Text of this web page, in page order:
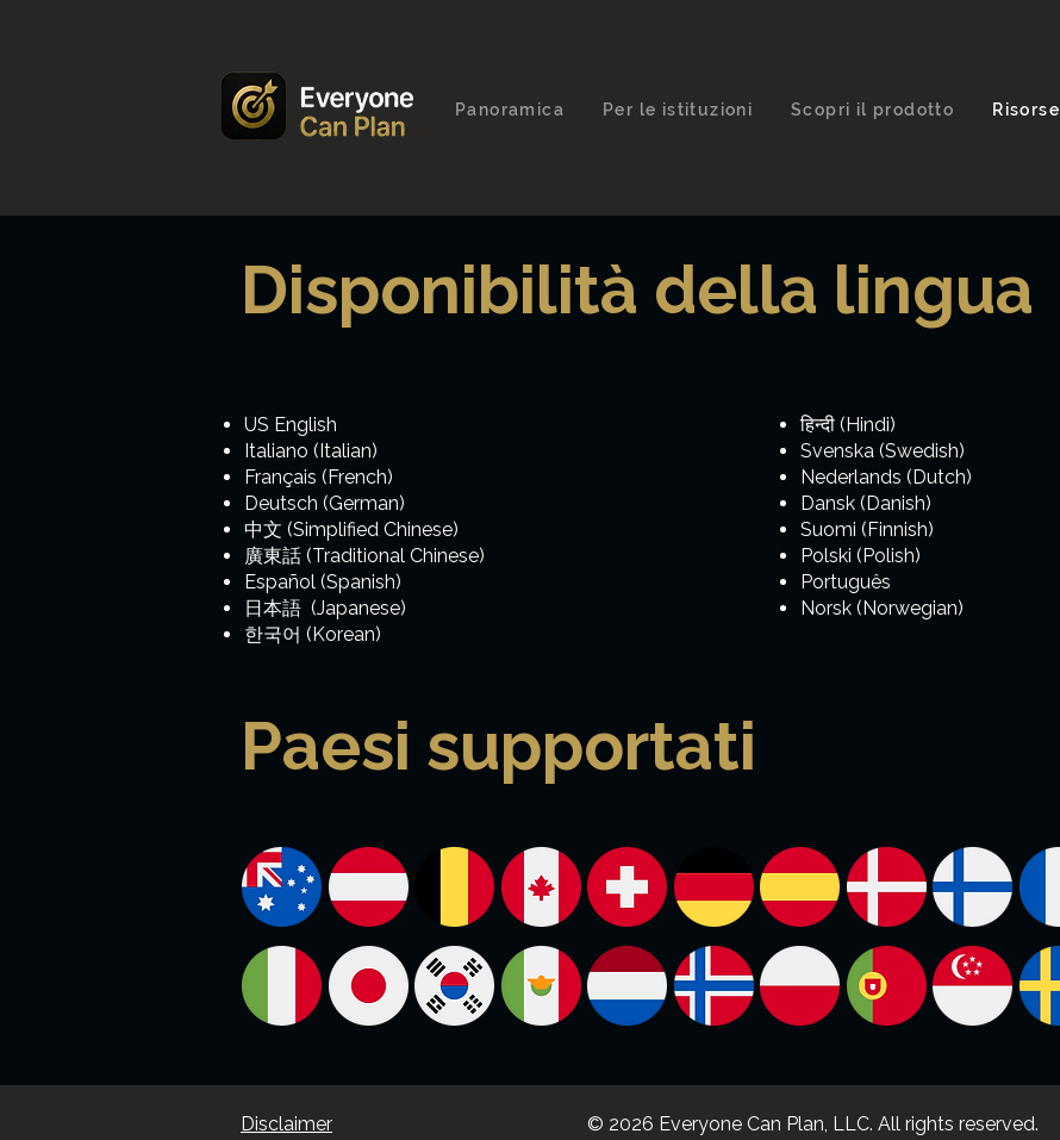
Panoramica Per le istituzioni Scopri il prodotto Risorse
Disponibilità della lingua
US English
Italiano (Italian)
Français (French)
Deutsch (German)
中文 (Simplified Chinese)
廣東話 (Traditional Chinese)
Español (Spanish)
日本語 (Japanese)
한국어 (Korean)
हिन्दी (Hindi)
Svenska (Swedish)
Nederlands (Dutch)
Dansk (Danish)
Suomi (Finnish)
Polski (Polish)
Português
Norsk (Norwegian)
Paesi supportati
Disclaimer © 2026 Everyone Can Plan, LLC. All rights reserved.